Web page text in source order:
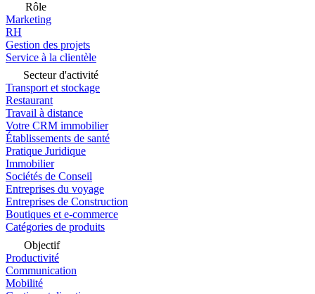
Rôle
Marketing
RH
Gestion des projets
Service à la clientèle
Secteur d'activité
Transport et stockage
Restaurant
Travail à distance
Votre CRM immobilier
Établissements de santé
Pratique Juridique
Immobilier
Sociétés de Conseil
Entreprises du voyage
Entreprises de Construction
Boutiques et e-commerce
Catégories de produits
Objectif
Productivité
Communication
Mobilité